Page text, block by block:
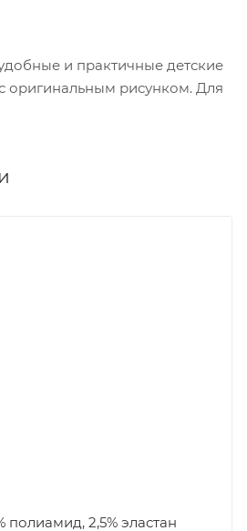
и практичные детские
оригинальным рисунком. Для
полиамид, 2,5% эластан